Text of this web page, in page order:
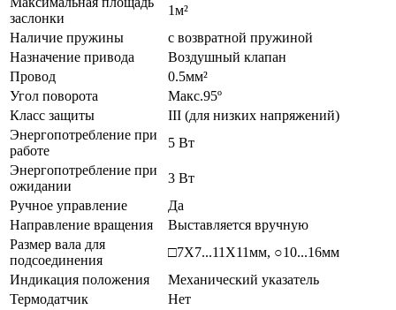
заслонки
1м²
Наличие пружины
с возвратной пружиной
Назначение привода
Воздушный клапан
Провод
0.5мм²
Угол поворота
Макс.95º
Класс защиты
III (для низких напряжений)
Энергопотребление при
работе
5 Вт
Энергопотребление при
ожидании
3 Вт
Ручное управление
Да
Направление вращения
Выставляется вручную
Размер вала для
подсоединения
□7X7...11X11мм, ○10...16мм
Индикация положения
Механический указатель
Термодатчик
Нет